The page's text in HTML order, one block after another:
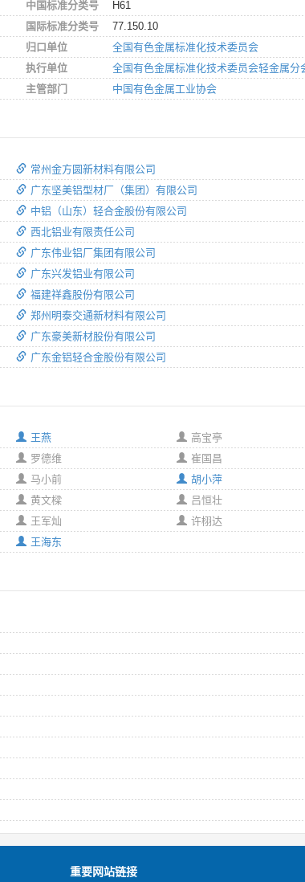
中国标准分类号
H61
国际标准分类号
77.150.10
归口单位
全国有色金属标准化技术委员会
执行单位
全国有色金属标准化技术委员会轻金属分
主管部门
中国有色金属工业协会
常州金方圆新材料有限公司
广东坚美铝型材厂（集团）有限公司
中铝（山东）轻合金股份有限公司
西北铝业有限责任公司
广东伟业铝厂集团有限公司
广东兴发铝业有限公司
福建祥鑫股份有限公司
郑州明泰交通新材料有限公司
广东豪美新材股份有限公司
广东金铝轻合金股份有限公司
王燕
高宝亭
罗德维
崔国昌
马小前
胡小萍
黄文樑
吕恒壮
王军灿
许栩达
王海东
重要网站链接